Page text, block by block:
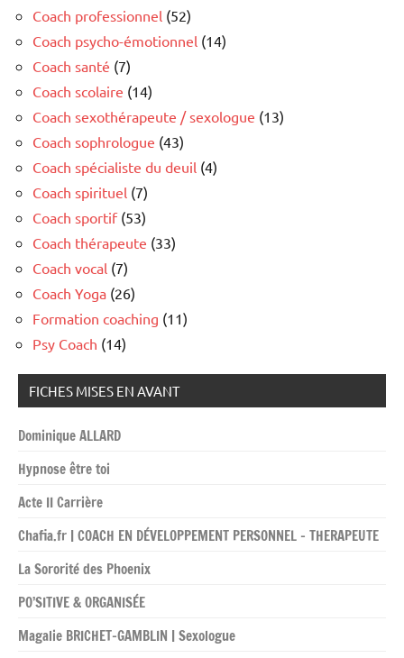
Coach professionnel (52)
Coach psycho-émotionnel (14)
Coach santé (7)
Coach scolaire (14)
Coach sexothérapeute / sexologue (13)
Coach sophrologue (43)
Coach spécialiste du deuil (4)
Coach spirituel (7)
Coach sportif(53)
Coach thérapeute (33)
Coach vocal (7)
Coach Yoga (26)
Formation coaching (11)
Psy Coach (14)
FICHES MISES EN AVANT
Dominique ALLARD
Hypnose être toi
Acte II Carrière
Chafia.fr | COACH EN DÉVELOPPEMENT PERSONNEL – THERAPEUTE
La Sororité des Phoenix
PO’SITIVE & ORGANISÉE
Magalie BRICHET-GAMBLIN | Sexologue